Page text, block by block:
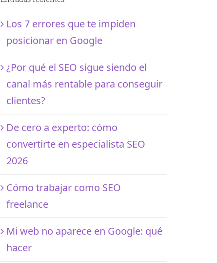
Los 7 errores que te impiden
posicionar en Google
¿Por qué el SEO sigue siendo el
canal más rentable para conseguir
clientes?
De cero a experto: cómo
convertirte en especialista SEO
2026
Cómo trabajar como SEO
freelance
Mi web no aparece en Google: qué
hacer